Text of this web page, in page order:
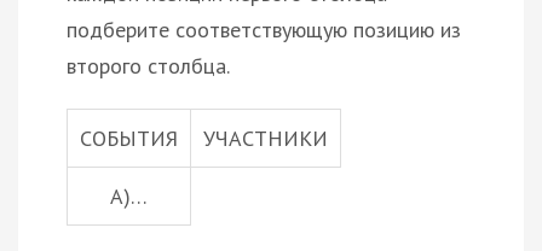
подберите соответствующую позицию из
второго столбца.
СОБЫТИЯ УЧАСТНИКИ
A)…